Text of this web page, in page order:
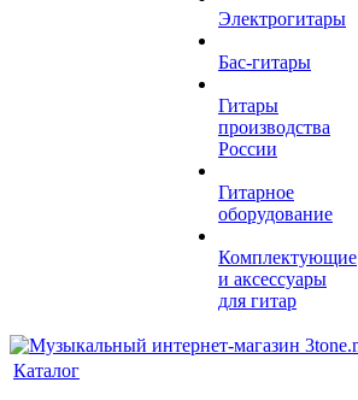
Электрогитары
Бас-гитары
Гитары
производства
России
Гитарное
оборудование
Комплектующие
и аксессуары
для гитар
Каталог